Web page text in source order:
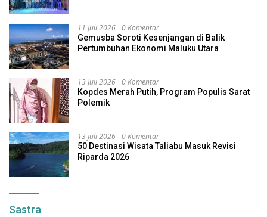
11 Juli 2026 0 Komentar
Gemusba Soroti Kesenjangan di Balik
Pertumbuhan Ekonomi Maluku Utara
13 Juli 2026 0 Komentar
Kopdes Merah Putih, Program Populis Sarat
Polemik
13 Juli 2026 0 Komentar
50 Destinasi Wisata Taliabu Masuk Revisi
Riparda 2026
Sastra